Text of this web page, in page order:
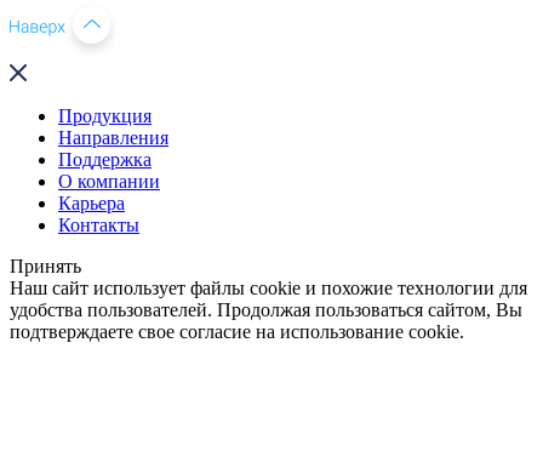
Продукция
Направления
Поддержка
О компании
Карьера
Контакты
Принять
Наш сайт использует файлы cookie и похожие технологии для
удобства пользователей. Продолжая пользоваться сайтом, Вы
подтверждаете свое согласие на использование cookie.